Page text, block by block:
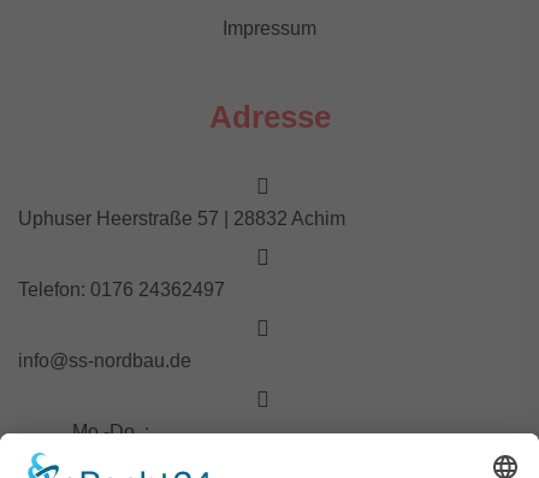
Impressum
Adresse
Uphuser Heerstraße 57 | 28832 Achim
Telefon: 0176 24362497
info@ss-nordbau.de
Mo.-Do. :
08:00 Uhr - 17:00 Uhr